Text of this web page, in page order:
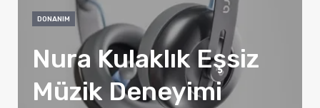
DONANIM
Nura Kulaklık Eşsiz
Müzik Deneyimi